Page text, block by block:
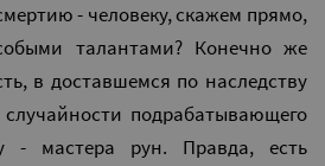
- человеку, скажем прямо,
талантами? Конечно же
в доставшемся по наследству
подрабатывающего
- мастера рун. Правда, есть